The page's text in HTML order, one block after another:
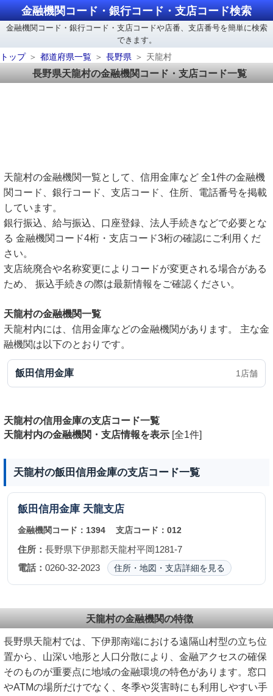
金融機関コード・銀行コード・支店コード検索
金融機関コード・銀行コード・支店コードや店番、支店番号を簡単に検索
できます。
トップ
都道府県一覧 長野県 天龍村
長野県天龍村の金融機関コード・支店コード一覧
天龍村の金融機関一覧として、信用金庫など 全1件の金融機
関コード、銀行コード、支店コード、住所、電話番号を掲載
しています。
銀行振込、給与振込、口座登録、法人手続きなどで必要とな
る 金融機関コード4桁・支店コード3桁の確認にご利用くだ
さい。
支店統廃合や名称変更によりコードが変更される場合がある
ため、 振込手続きの際は最新情報をご確認ください。
天龍村の金融機関一覧
天龍村内には、信用金庫などの金融機関があります。 主な金
融機関は以下のとおりです。
飯田信用金庫 1店舗
天龍村の信用金庫の支店コード一覧
天龍村内の金融機関・支店情報を表示 [全1件]
天龍村の飯田信用金庫の支店コード一覧
飯田信用金庫 天龍支店
金融機関コード： 1394 支店コード：012
住所： 長野県下伊那郡天龍村平岡1281-7
電話： 0260-32-2023 住所・地図・支店詳細を見る
天龍村の金融機関の特徴
長野県天龍村では、下伊那南端における遠隔山村型の立ち位
置から、山深い地形と人口分散により、金融アクセスの確保
そのものが重要点に地域の金融環境の特色があります。窓口
やATMの場所だけでなく、冬季や災害時にも利用しやすい手